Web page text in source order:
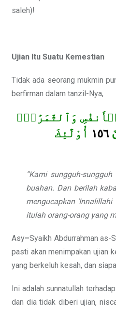
saleh)!
Ujian Itu Suatu Kemestian
Tidak ada seorang mukmin
berfirman dalam tanzil-Nya,
وَٱلثَّمَرَٰتِۗ
١٥٦
أُوْلَٰٓئِكَ
“Kami sungguh-
buahan. Dan berilah
mengucapkan
itulah orang-orang yang
Asy–Syaikh Abdurrahman as-
pasti akan menimpakan ujian
yang berkeluh kesah, dan
Ini adalah sunnatullah
dan dia tidak diberi ujian,